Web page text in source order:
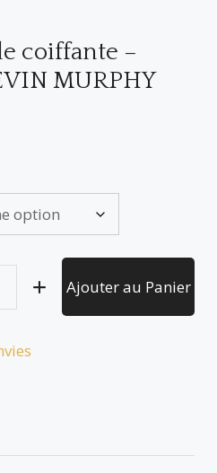
coiffante –
MURPHY
Ajouter au Panier